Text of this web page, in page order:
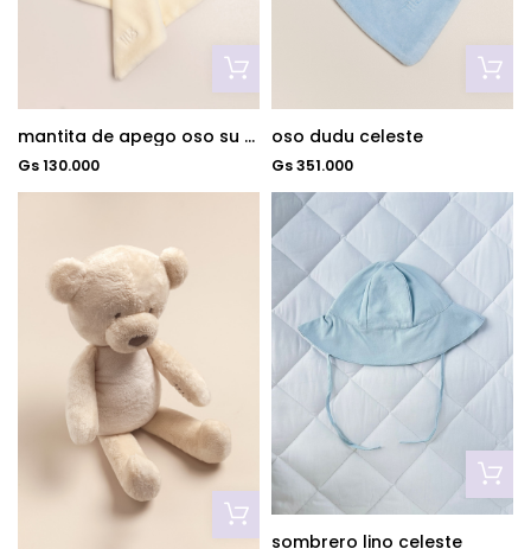
mantita de apego oso su primer amigo crudo
Gs 130.000
oso dudu celeste
Gs 351.000
sombrero lino celeste